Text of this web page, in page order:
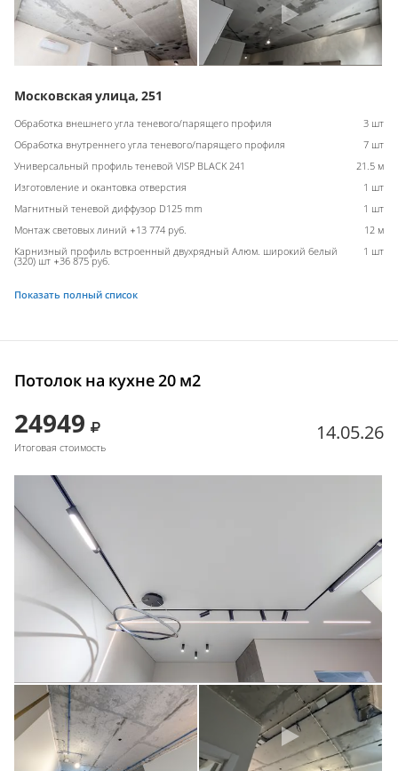
Московская улица, 251
Обработка внешнего угла теневого/парящего профиля
3 шт
Обработка внутреннего угла теневого/парящего профиля
7 шт
Универсальный профиль теневой VISP BLACK 241
21.5 м
Изготовление и окантовка отверстия
1 шт
Магнитный теневой диффузор D125 mm
1 шт
Монтаж световых линий +13 774 руб.
12 м
Карнизный профиль встроенный двухрядный Алюм. широкий белый
(320) шт +36 875 руб.
1 шт
Показать полный список
Потолок на кухне 20 м2
24949
Итоговая стоимость
14.05.26